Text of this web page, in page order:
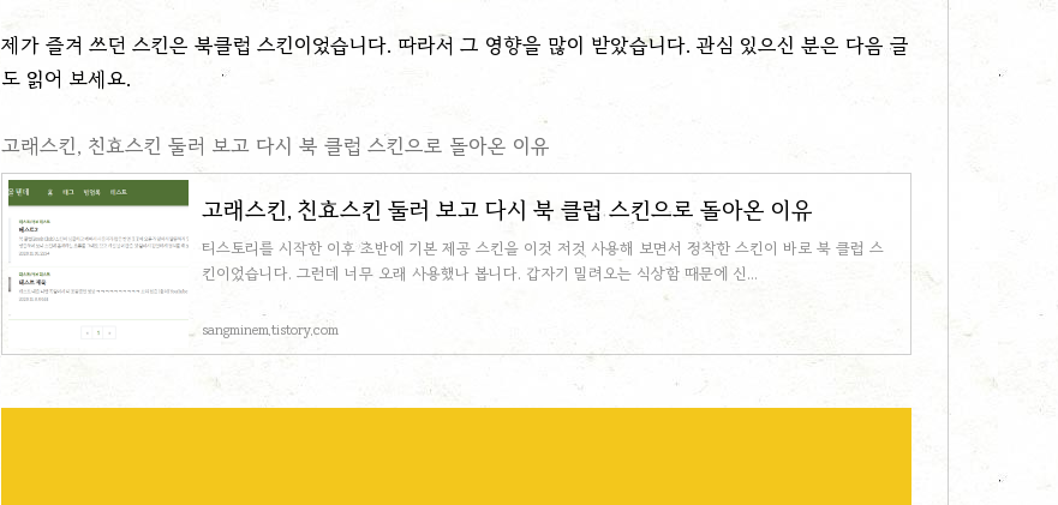
제가 즐겨 쓰던 스킨은 북클럽 스킨이었습니다. 따라서 그 영향을 많이 받았습니다. 관심 있으신 분은 다음 글
도 읽어 보세요.
고래스킨, 친효스킨 둘러 보고 다시 북 클럽 스킨으로 돌아온 이유
고래스킨, 친효스킨 둘러 보고 다시 북 클럽 스킨으로 돌아온 이유
티스토리를 시작한 이후 초반에 기본 제공 스킨을 이것 저것 사용해 보면서 정착한 스킨이 바로 북 클럽 스
킨이었습니다. 그런데 너무 오래 사용했나 봅니다. 갑자기 밀려오는 식상함 때문에 신...
sangminem.tistory.com